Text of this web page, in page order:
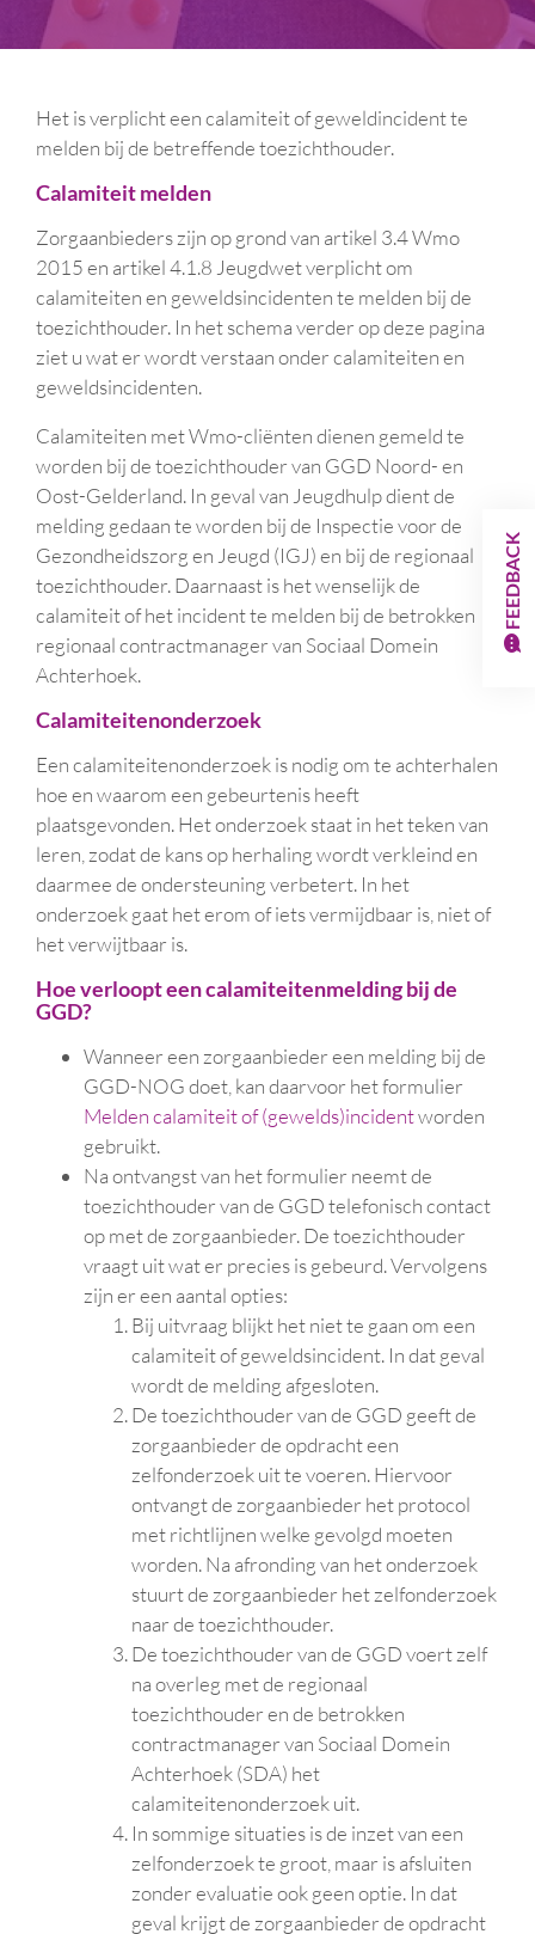
Het is verplicht een calamiteit of geweldincident te
melden bij de betreffende toezichthouder.
Calamiteit melden
Zorgaanbieders zijn op grond van artikel 3.4 Wmo
2015 en artikel 4.1.8 Jeugdwet verplicht om
calamiteiten en geweldsincidenten te melden bij de
toezichthouder. In het schema verder op deze pagina
ziet u wat er wordt verstaan onder calamiteiten en
geweldsincidenten.
Calamiteiten met Wmo-cliënten dienen gemeld te
worden bij de toezichthouder van GGD Noord- en
Oost-Gelderland. In geval van Jeugdhulp dient de
melding gedaan te worden bij de Inspectie voor de
Gezondheidszorg en Jeugd (IGJ) en bij de regionaal
toezichthouder.Daarnaast is het wenselijk de
calamiteit of het incident te melden bij de betrokken
regionaal contractmanager van Sociaal Domein
Achterhoek.
Calamiteitenonderzoek
Een calamiteitenonderzoek is nodig om te achterhalen
hoe en waarom een gebeurtenis heeft
plaatsgevonden. Het onderzoek staat in het teken van
leren, zodat de kans op herhaling wordt verkleind en
daarmee de ondersteuning verbetert. In het
onderzoek gaat het erom of iets vermijdbaar is, niet of
het verwijtbaar is.
Hoe verloopt een calamiteitenmelding bij de
GGD?
Wanneer een zorgaanbieder een melding bij de
GGD-NOG doet, kan daarvoor het formulier
Melden calamiteit of (gewelds)incidentworden
gebruikt.
Na ontvangst van het formulier neemt de
toezichthouder van de GGD telefonisch contact
op met de zorgaanbieder. De toezichthouder
vraagt uit wat er precies is gebeurd. Vervolgens
zijn er een aantal opties:
Bij uitvraag blijkt het niet te gaan om een
calamiteit of geweldsincident. In dat geval
wordt de melding afgesloten.
De toezichthouder van de GGD geeft de
zorgaanbieder de opdracht een
zelfonderzoek uit te voeren. Hiervoor
ontvangt de zorgaanbieder het protocol
met richtlijnen welke gevolgd moeten
worden. Na afronding van het onderzoek
stuurt de zorgaanbieder het zelfonderzoek
naar de toezichthouder.
De toezichthouder van de GGD voert zelf
na overleg met de regionaal
toezichthouder en de betrokken
contractmanager van Sociaal Domein
Achterhoek (SDA) het
calamiteitenonderzoek uit.
In sommige situaties is de inzet van een
zelfonderzoek te groot, maar is afsluiten
zonder evaluatie ook geen optie. In dat
geval krijgt de zorgaanbieder de opdracht
FEEDBACK